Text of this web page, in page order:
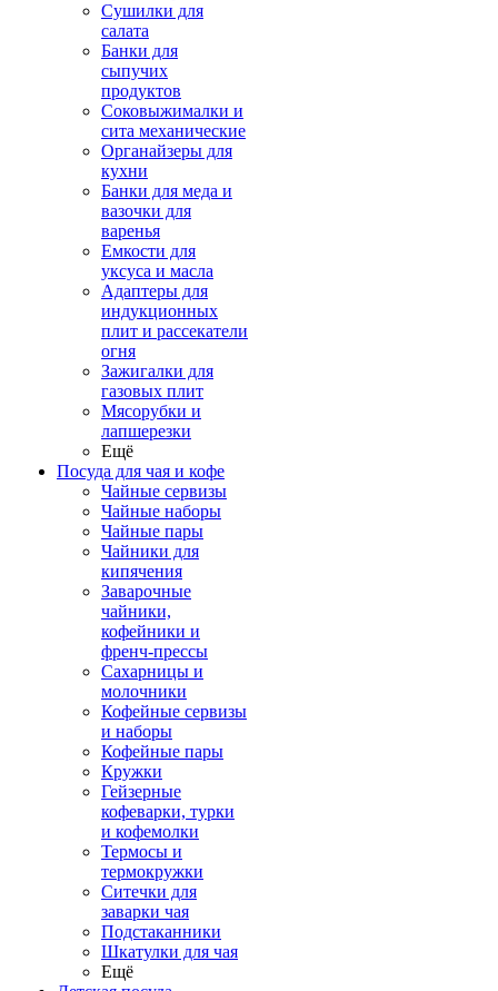
Сушилки для
салата
Банки для
сыпучих
продуктов
Соковыжималки и
сита механические
Органайзеры для
кухни
Банки для меда и
вазочки для
варенья
Емкости для
уксуса и масла
Адаптеры для
индукционных
плит и рассекатели
огня
Зажигалки для
газовых плит
Мясорубки и
лапшерезки
Ещё
Посуда для чая и кофе
Чайные сервизы
Чайные наборы
Чайные пары
Чайники для
кипячения
Заварочные
чайники,
кофейники и
френч-прессы
Сахарницы и
молочники
Кофейные сервизы
и наборы
Кофейные пары
Кружки
Гейзерные
кофеварки, турки
и кофемолки
Термосы и
термокружки
Ситечки для
заварки чая
Подстаканники
Шкатулки для чая
Ещё